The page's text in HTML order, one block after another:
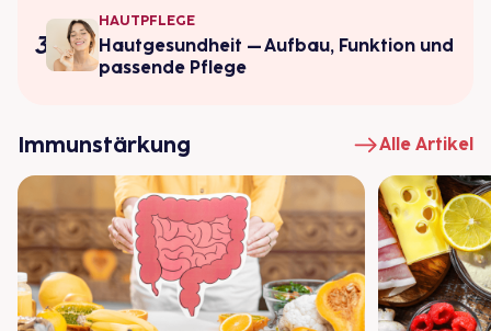
HAUTPFLEGE
Hautgesundheit – Aufbau, Funktion und
passende Pflege
Immunstärkung Alle Artikel